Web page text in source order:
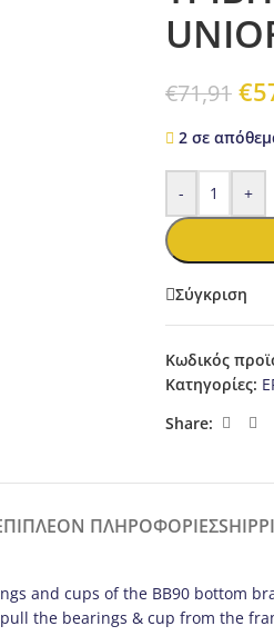
€71,91 €
2 σε
- +
Σύγκριση
Κωδικός
Κατηγορίες:
Share:
ΠΛΗΡΟΦΟΡΊΕΣ
and cups of the BB90 bottom
pull the bearings & cup from the